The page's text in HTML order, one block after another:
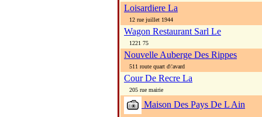
Loisardiere La
12 rue juillet 1944
Wagon Restaurant Sarl Le
1221 75
Nouvelle Auberge Des Rippes
511 route quart d\'avard
Cour De Recre La
205 rue mairie
Maison Des Pays De L Ain